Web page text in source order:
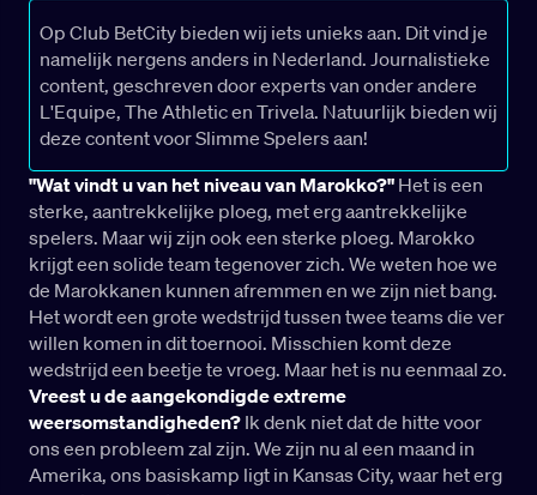
Op Club BetCity bieden wij iets unieks aan. Dit vind je
namelijk nergens anders in Nederland. Journalistieke
content, geschreven door experts van onder andere
L'Equipe, The Athletic en Trivela. Natuurlijk bieden wij
deze content voor Slimme Spelers aan!
"Wat vindt u van het niveau van Marokko?" Het is een
sterke, aantrekkelijke ploeg, met erg aantrekkelijke
spelers. Maar wij zijn ook een sterke ploeg. Marokko
krijgt een solide team tegenover zich. We weten hoe we
de Marokkanen kunnen afremmen en we zijn niet bang.
Het wordt een grote wedstrijd tussen twee teams die ver
willen komen in dit toernooi. Misschien komt deze
wedstrijd een beetje te vroeg. Maar het is nu eenmaal zo.
Vreest u de aangekondigde extreme
weersomstandigheden? Ik denk niet dat de hitte voor
ons een probleem zal zijn. We zijn nu al een maand in
Amerika, ons basiskamp ligt in Kansas City, waar het erg